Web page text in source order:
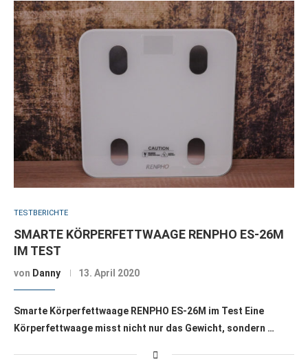
TESTBERICHTE
SMARTE KÖRPERFETTWAAGE RENPHO ES-26M
IM TEST
von Danny 13. April 2020
Smarte Körperfettwaage RENPHO ES-26M im Test Eine
Körperfettwaage misst nicht nur das Gewicht, sondern …